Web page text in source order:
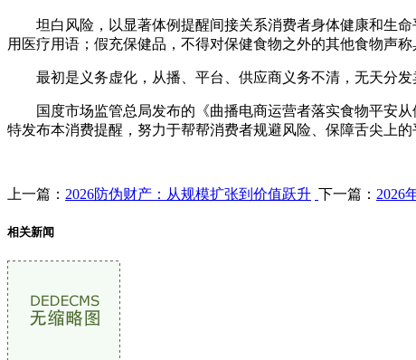
坦白风险，以显著体例提醒间接关系消费者身体健康和生命
用医疗用语；假充保健品，不得对保健食物之外的其他食物声
最初是义务虚化，从播、平台、供应商义务不清，无天分发
国度市场监管总局发布的《曲播电商运营者落实食物平安从
特发布本消费提醒，努力于帮帮消费者规避风险、保障舌尖上的
上一篇： 2026防伪财产：从规模扩张到价值跃升 下一篇： 2026
相关新闻